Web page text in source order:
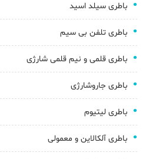
باطری سیلد اسید
باطری تلفن بی سیم
باطری قلمی و نیم قلمی شارژی
باطری جاروشارژی
باطری لیتیوم
باطری آلکالاین و معمولی